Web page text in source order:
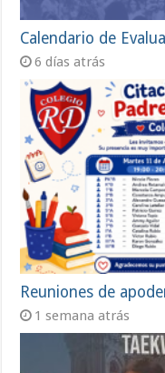
Calendario de
6 días atrás
Reuniones de
1 semana atrás